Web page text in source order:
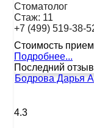
Стоматолог
Стаж: 11
+7 (499) 519-38-
Стоимость
Подробнее...
Последний отзыв
Бодрова Дарья
4.3